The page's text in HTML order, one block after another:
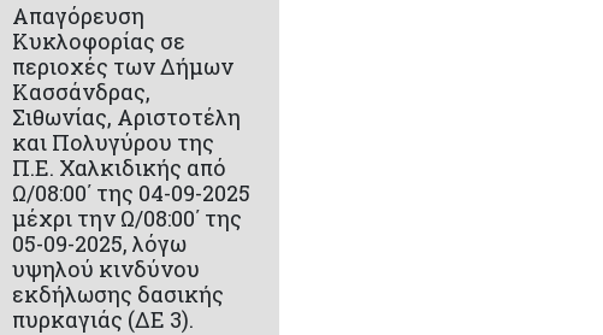
Απαγόρευση
Κυκλοφορίας σε
περιοχές των Δήμων
Κασσάνδρας,
Σιθωνίας, Αριστοτέλη
και Πολυγύρου της
Π.Ε. Χαλκιδικής από
Ω/08:00΄ της 04-09-2025
μέχρι την Ω/08:00΄ της
05-09-2025, λόγω
υψηλού κινδύνου
εκδήλωσης δασικής
πυρκαγιάς (ΔΕ 3).